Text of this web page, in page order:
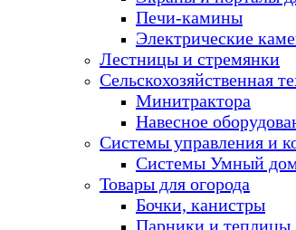
Печи-камины
Электрические
Лестницы и стремянки
Сельскохозяйственная
Минитрактора
Навесное
Системы управления и
Системы Умный
Товары для огорода
Бочки, канистры
Парники и теплицы